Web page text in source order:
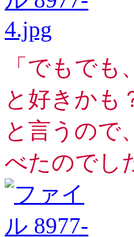
「でもで
と好きかも
と言うので
べたのでし